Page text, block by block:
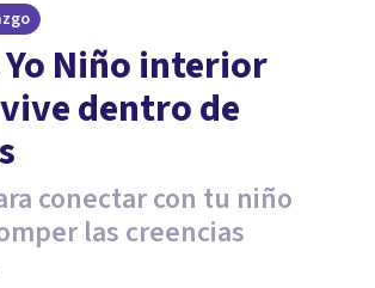
Niño interior
dentro de
conectar con tu niño
las creencias